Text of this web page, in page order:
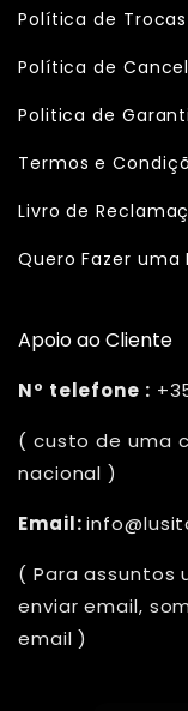
Política de Trocas
Política de
Politica de
Termos e
Livro de
Quero Fazer uma
Apoio ao Cliente
Nº telefone :
( custo de uma
nacional )
Email:
( Para assuntos
enviar email,
email )